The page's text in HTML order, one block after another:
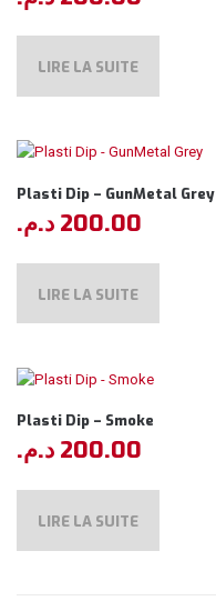
LIRE LA SUITE
Plasti Dip – GunMetal Grey
200.00 د.م.
LIRE LA SUITE
Plasti Dip – Smoke
200.00 د.م.
LIRE LA SUITE